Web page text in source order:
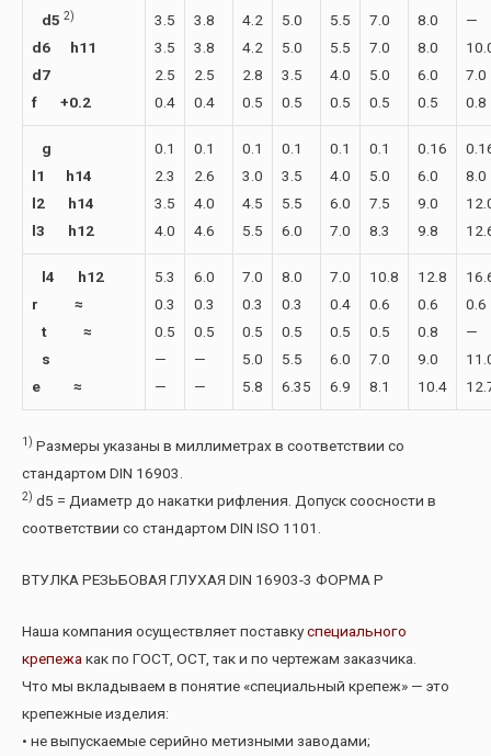
d5 2)
d6 h11
d7
f +0.2
3.5
3.5
2.5
0.4
3.8
3.8
2.5
0.4
4.2
4.2
2.8
0.5
5.0
5.0
3.5
0.5
5.5
5.5
4.0
0.5
7.0
7.0
5.0
0.5
8.0
8.0
6.0
0.5
—
7.0
0.8
g
l1
h14
l2
h14
l3 h12
0.1
2.3
3.5
4.0
0.1
2.6
4.0
4.6
0.1
3.0
4.5
5.5
0.1
3.5
5.5
6.0
0.1
4.0
6.0
7.0
0.1
5.0
7.5
8.3
0.16
6.0
9.0
9.8
8.0
l4 h12
r ≈
t ≈
s
e
≈
5.3
0.3
0.5
—
—
6.0
0.3
0.5
—
—
7.0
0.3
0.5
5.0
5.8
8.0
0.3
0.5
5.5
6.35
7.0
0.4
0.5
6.0
6.9
10.8
0.6
0.5
7.0
8.1
12.8
0.6
0.8
9.0
10.4
0.6
—
1) Размеры указаны в миллиметрах в соответствии со
стандартом DIN 16903.
2) d5 = Диаметр до накатки рифления. Допуск соосности в
соответствии со стандартом DIN ISO 1101.
ВТУЛКА РЕЗЬБОВАЯ ГЛУХАЯ DIN 16903-3 ФОРМА P
Наша компания осуществляет поставкуспециального
крепежа как по ГОСТ, ОСТ, так и по чертежам заказчика.
Что мы вкладываем в понятие «специальный крепеж» — это
крепежные изделия:
• не выпускаемые серийно метизными заводами;